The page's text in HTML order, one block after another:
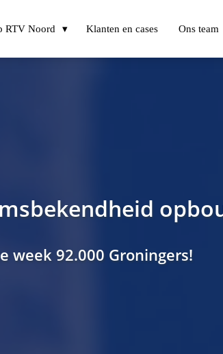
RTV Noord Klanten en cases Ons team
week 92.000 Groningers!